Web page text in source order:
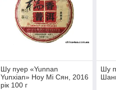
Шу пуер «Yunnan
Yunxian» Ноу Мі Сян, 2016
рік 100 г
Шу